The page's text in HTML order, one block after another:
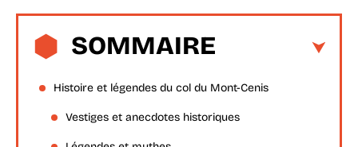
SOMMAIRE
Histoire et légendes du col du Mont-Cenis
Vestiges et anecdotes historiques